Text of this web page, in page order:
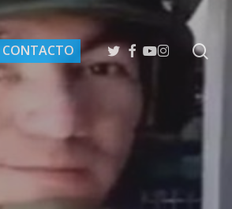
CONTACTO TWITTER
FACEBOOK
YOUTUBE
INSTAGRAM